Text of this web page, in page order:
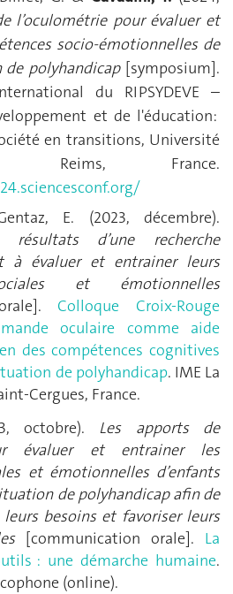
l’oculométrie pour évaluer et
socio-émotionnelles de
polyhandicap[symposium].
du RIPSYDEVE –
et de l'éducation:
en transitions, Université
Reims, France.
E. (2023, décembre).
résultats d’une recherche
à évaluer et entrainer leurs
et émotionnelles
Colloque Croix-Rouge
oculaire comme aide
des compétences cognitives
de polyhandicap. IME La
Cergues, France.
octobre). Les apports de
évaluer et entrainer les
et émotionnelles d’enfants
de polyhandicap afin de
besoins et favoriser leurs
[communication orale]. La
: une démarche humaine.
(online).